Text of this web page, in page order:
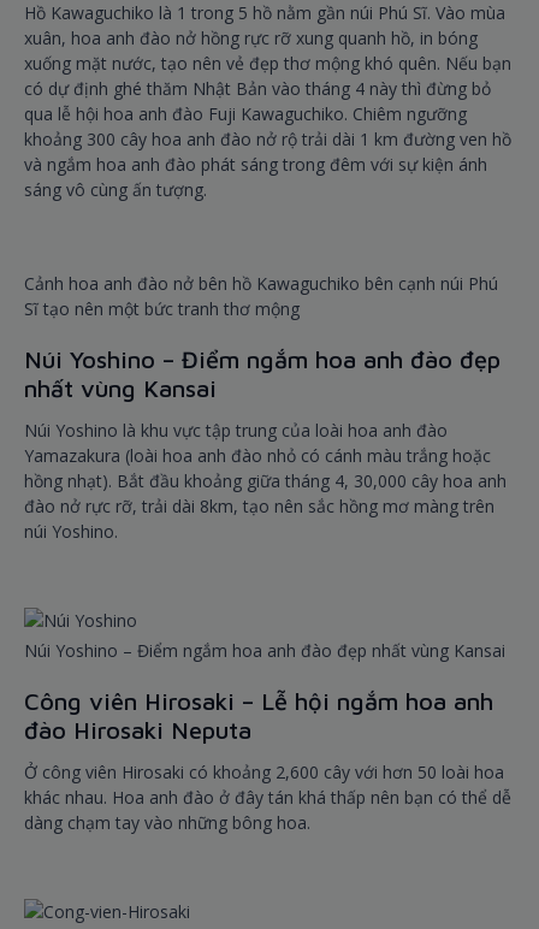
Hồ Kawaguchiko là 1 trong 5 hồ nằm gần núi Phú Sĩ. Vào mùa
xuân, hoa anh đào nở hồng rực rỡ xung quanh hồ, in bóng
xuống mặt nước, tạo nên vẻ đẹp thơ mộng khó quên. Nếu bạn
có dự định ghé thăm Nhật Bản vào tháng 4 này thì đừng bỏ
qua lễ hội hoa anh đào Fuji Kawaguchiko. Chiêm ngưỡng
khoảng 300 cây hoa anh đào nở rộ trải dài 1 km đường ven hồ
và ngắm hoa anh đào phát sáng trong đêm với sự kiện ánh
sáng vô cùng ấn tượng.
Cảnh hoa anh đào nở bên hồ Kawaguchiko bên cạnh núi Phú
Sĩ tạo nên một bức tranh thơ mộng
Núi Yoshino – Điểm ngắm hoa anh đào đẹp
nhất vùng Kansai
Núi Yoshino là khu vực tập trung của loài hoa anh đào
Yamazakura (loài hoa anh đào nhỏ có cánh màu trắng hoặc
hồng nhạt). Bắt đầu khoảng giữa tháng 4, 30,000 cây hoa anh
đào nở rực rỡ, trải dài 8km, tạo nên sắc hồng mơ màng trên
núi Yoshino.
Núi Yoshino – Điểm ngắm hoa anh đào đẹp nhất vùng Kansai
Công viên Hirosaki – Lễ hội ngắm hoa anh
đào Hirosaki Neputa
Ở công viên Hirosaki có khoảng 2,600 cây với hơn 50 loài hoa
khác nhau. Hoa anh đào ở đây tán khá thấp nên bạn có thể dễ
dàng chạm tay vào những bông hoa.